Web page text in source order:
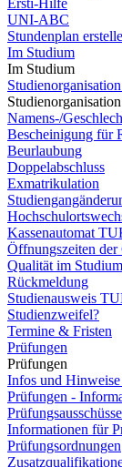
Ersti-Hilfe
UNI-ABC
Stundenplan
Im Studium
Im Studium
Namens-/
Bescheinigung für
Beurlaubung
Doppelabschluss
Exmatrikulation
Kassenautomat
Öffnungszeiten der
Qualität im Studium
Rückmeldung
Studienausweis
Studienzweifel?
Termine & Fristen
Prüfungen
Prüfungen
Infos und
Prüfungen -
Prüfungsausschüsse
Informationen für
Prüfungsordnungen